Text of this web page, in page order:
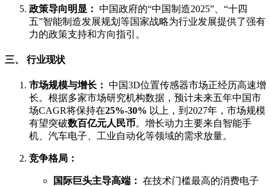
政策导向明显： 中国政府的“中国制造2025”、“十四
五”智能制造发展规划等国家战略为行业发展提供了强有
力的政策支持和方向指引。
三、 行业现状
市场规模与增长： 中国3D位置传感器市场正经历高速增
长。根据多家市场研究机构数据，预计未来五年中国市
场CAGR将保持在25%-30% 以上，到2027年，市场规模
有望突破数百亿元人民币。增长动力主要来自智能手
机、汽车电子、工业自动化等领域的需求放量。
竞争格局：
国际巨头主导高端： 在技术门槛最高的消费电子